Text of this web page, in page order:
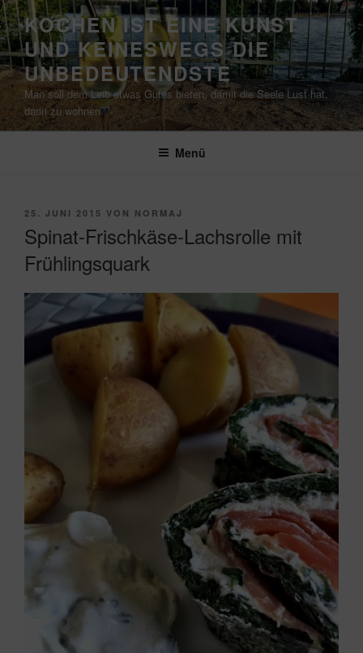
Zum
Inhalt
springen
KOCHEN IST EINE KUNST
UND KEINESWEGS DIE
UNBEDEUTENDSTE
Man soll dem Leib etwas Gutes bieten, damit die Seele Lust hat,
darin zu wohnen.
Menü
VERÖFFENTLICHT
25. JUNI 2015 VON NORMAJ
Spinat-Frischkäse-Lachsrolle mit
Frühlingsquark